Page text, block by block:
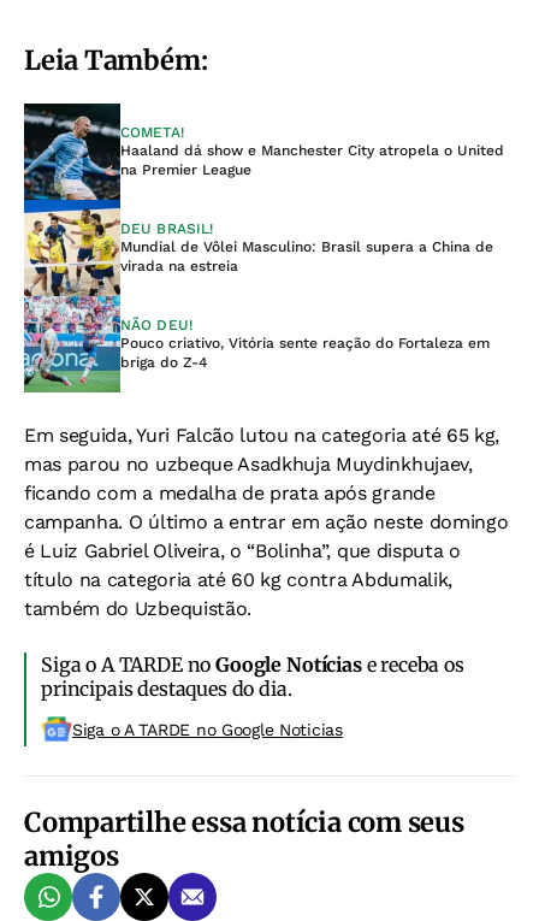
Leia Também:
COMETA!
Haaland dá show e Manchester City atropela o United
na Premier League
DEU BRASIL!
Mundial de Vôlei Masculino: Brasil supera a China de
virada na estreia
NÃO DEU!
Pouco criativo, Vitória sente reação do Fortaleza em
briga do Z-4
Em seguida, Yuri Falcão lutou na categoria até 65 kg,
mas parou no uzbeque Asadkhuja Muydinkhujaev,
ficando com a medalha de prata após grande
campanha. O último a entrar em ação neste domingo
é Luiz Gabriel Oliveira, o “Bolinha”, que disputa o
título na categoria até 60 kg contra Abdumalik,
também do Uzbequistão.
Siga o A TARDE noGoogle Notíciase receba os
principais destaques do dia.
Siga o A TARDE no Google Noticias
Compartilhe essa notícia com seus
amigos